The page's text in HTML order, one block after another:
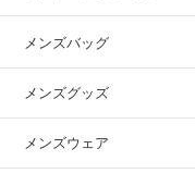
メンズバッグ
メンズグッズ
メンズウェア